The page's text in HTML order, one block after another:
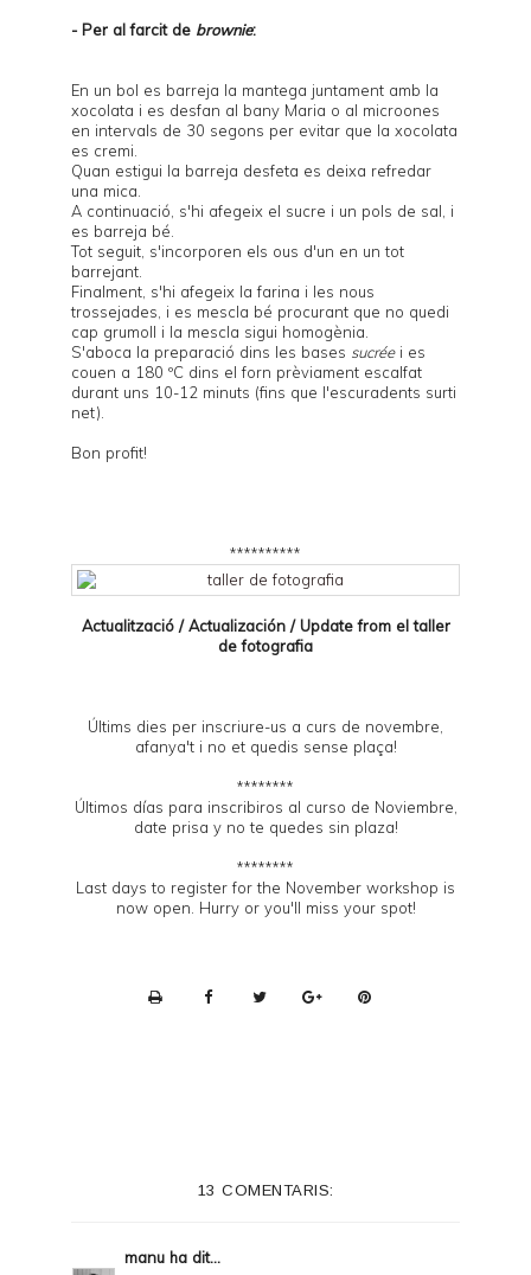
- Per al farcit de brownie:
En un bol es barreja la mantega juntament amb la
xocolata i es desfan al bany Maria o al microones
en intervals de 30 segons per evitar que la xocolata
es cremi.
Quan estigui la barreja desfeta es deixa refredar
una mica.
A continuació, s'hi afegeix el sucre i un pols de sal, i
es barreja bé.
Tot seguit, s'incorporen els ous d'un en un tot
barrejant.
Finalment, s'hi afegeix la farina i les nous
trossejades, i es mescla bé procurant que no quedi
cap grumoll i la mescla sigui homogènia.
S'aboca la preparació dins les bases sucréei es
couen a 180 ºC dins el forn prèviament escalfat
durant uns 10-12 minuts (fins que l'escuradents surti
net).
Bon profit!
**********
Actualització / Actualización / Update from eltaller
de fotografia
Últims dies per inscriure-us a curs de novembre,
afanya't i no et quedis sense plaça!
********
Últimos días para inscribiros al curso de Noviembre,
date prisa y no te quedes sin plaza!
********
Last days to register for the November workshop is
now open. Hurry or you'll miss your spot!
13 COMENTARIS:
manu ha dit...